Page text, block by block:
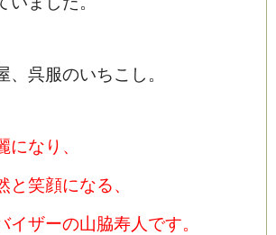
、呉服のいちこし。
になり、
と笑顔になる、
イザーの山脇寿人です。